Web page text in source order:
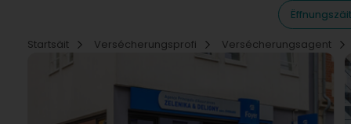
Startsäit
Versécherungsprofi Versécherungsagent